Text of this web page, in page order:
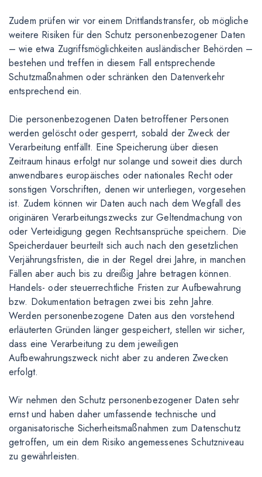
Zudem prüfen wir vor einem Drittlandstransfer, ob mögliche
weitere Risiken für den Schutz personenbezogener Daten
– wie etwa Zugriffsmöglichkeiten ausländischer Behörden –
bestehen und treffen in diesem Fall entsprechende
Schutzmaßnahmen oder schränken den Datenverkehr
entsprechend ein.
Die personenbezogenen Daten betroffener Personen
werden gelöscht oder gesperrt, sobald der Zweck der
Verarbeitung entfällt. Eine Speicherung über diesen
Zeitraum hinaus erfolgt nur solange und soweit dies durch
anwendbares europäisches oder nationales Recht oder
sonstigen Vorschriften, denen wir unterliegen, vorgesehen
ist. Zudem können wir Daten auch nach dem Wegfall des
originären Verarbeitungszwecks zur Geltendmachung von
oder Verteidigung gegen Rechtsansprüche speichern. Die
Speicherdauer beurteilt sich auch nach den gesetzlichen
Verjährungsfristen, die in der Regel drei Jahre, in manchen
Fällen aber auch bis zu dreißig Jahre betragen können.
Handels- oder steuerrechtliche Fristen zur Aufbewahrung
bzw. Dokumentation betragen zwei bis zehn Jahre.
Werden personenbezogene Daten aus den vorstehend
erläuterten Gründen länger gespeichert, stellen wir sicher,
dass eine Verarbeitung zu dem jeweiligen
Aufbewahrungszweck nicht aber zu anderen Zwecken
erfolgt.
Wir nehmen den Schutz personenbezogener Daten sehr
ernst und haben daher umfassende technische und
organisatorische Sicherheitsmaßnahmen zum Datenschutz
getroffen, um ein dem Risiko angemessenes Schutzniveau
zu gewährleisten.